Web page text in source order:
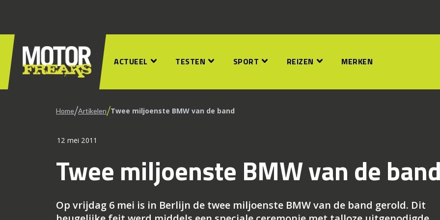
ACTUEEL TESTEN SPORT REIZEN MERKEN
Home/Artikelen/Twee miljoenste BMW van de band
12 mei 2011
Twee miljoenste BMW van de band
Op vrijdag 6 mei is in Berlijn de twee miljoenste BMW van de band gerold. Dit